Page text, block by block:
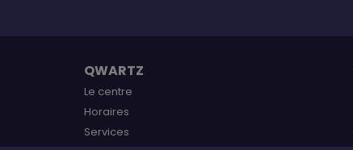
QWARTZ
Le centre
Horaires
Services